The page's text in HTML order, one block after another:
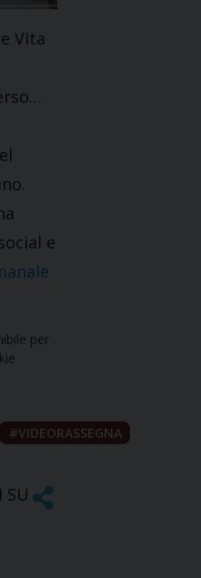
Vita
e
per
VIDEORASSEGNA
SU